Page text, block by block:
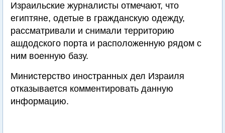
Израильские журналисты отмечают, что
египтяне, одетые в гражданскую одежду,
рассматривали и снимали территорию
ашдодского порта и расположенную рядом с
ним военную базу.
Министерство иностранных дел Израиля
отказывается комментировать данную
информацию.